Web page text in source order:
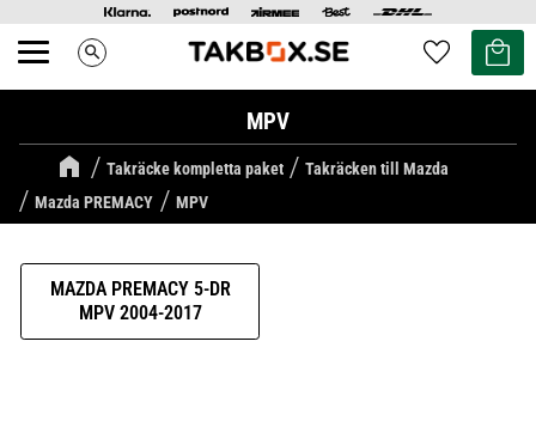
Meny search Favoriter
Kundvagn
MPV
Takräcke kompletta paket
Takräcken till Mazda
Mazda PREMACY
MPV
MAZDA PREMACY 5-DR
MPV 2004-2017